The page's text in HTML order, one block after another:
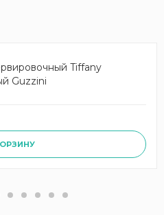
Tiffany
Guzzini